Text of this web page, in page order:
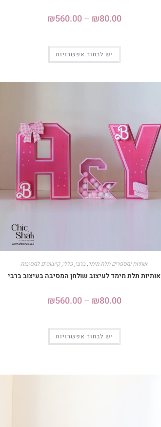
₪80.00
–
₪560.00
יש לבחור אפשרויות
אותיות ומספרים תלת מימד,ברבי,כללי,קישוטים למסיבות
אותיות תלת מימד לעיצוב שולחן המסיבה בעיצוב ברבי
₪80.00
–
₪560.00
יש לבחור אפשרויות